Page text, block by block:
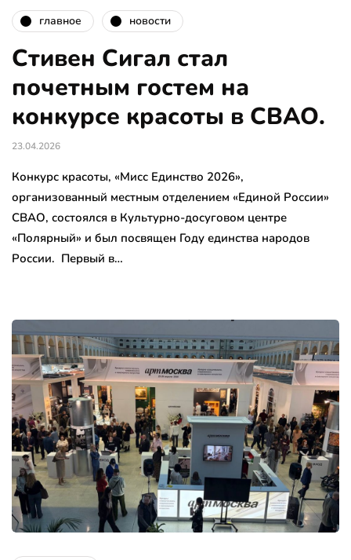
главное новости
Стивен Сигал стал
почетным гостем на
конкурсе красоты в СВАО.
23.04.2026
Конкурс красоты, «Мисс Единство 2026»,
организованный местным отделением «Единой России»
СВАО, состоялся в Культурно-досуговом центре
«Полярный» и был посвящен Году единства народов
России. Первый в…